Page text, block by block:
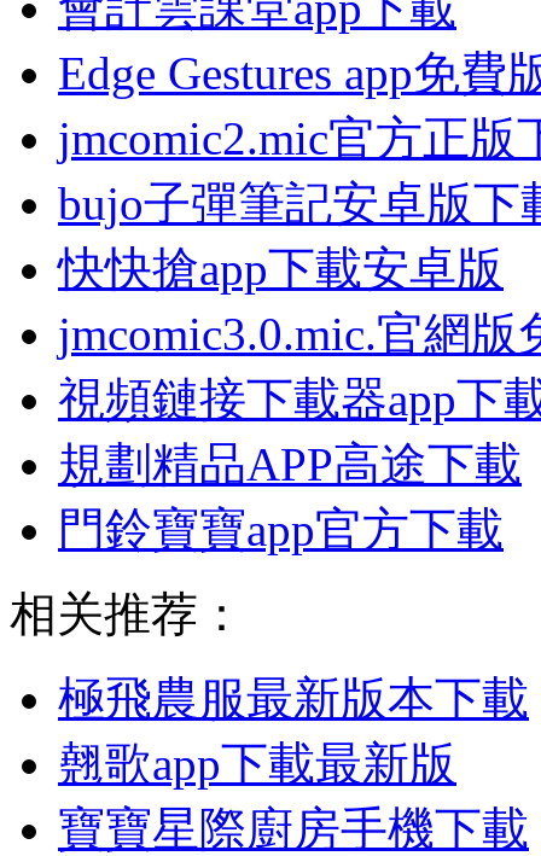
Edge Gestures app免費
jmcomic2.mic官方正版
bujo子彈筆記安卓版下
快快搶app下載安卓版
jmcomic3.0.mic.官網版
視頻鏈接下載器app下
規劃精品APP高途下載
門鈴寶寶app官方下載
相关推荐：
極飛農服最新版本下載
翹歌app下載最新版
寶寶星際廚房手機下載